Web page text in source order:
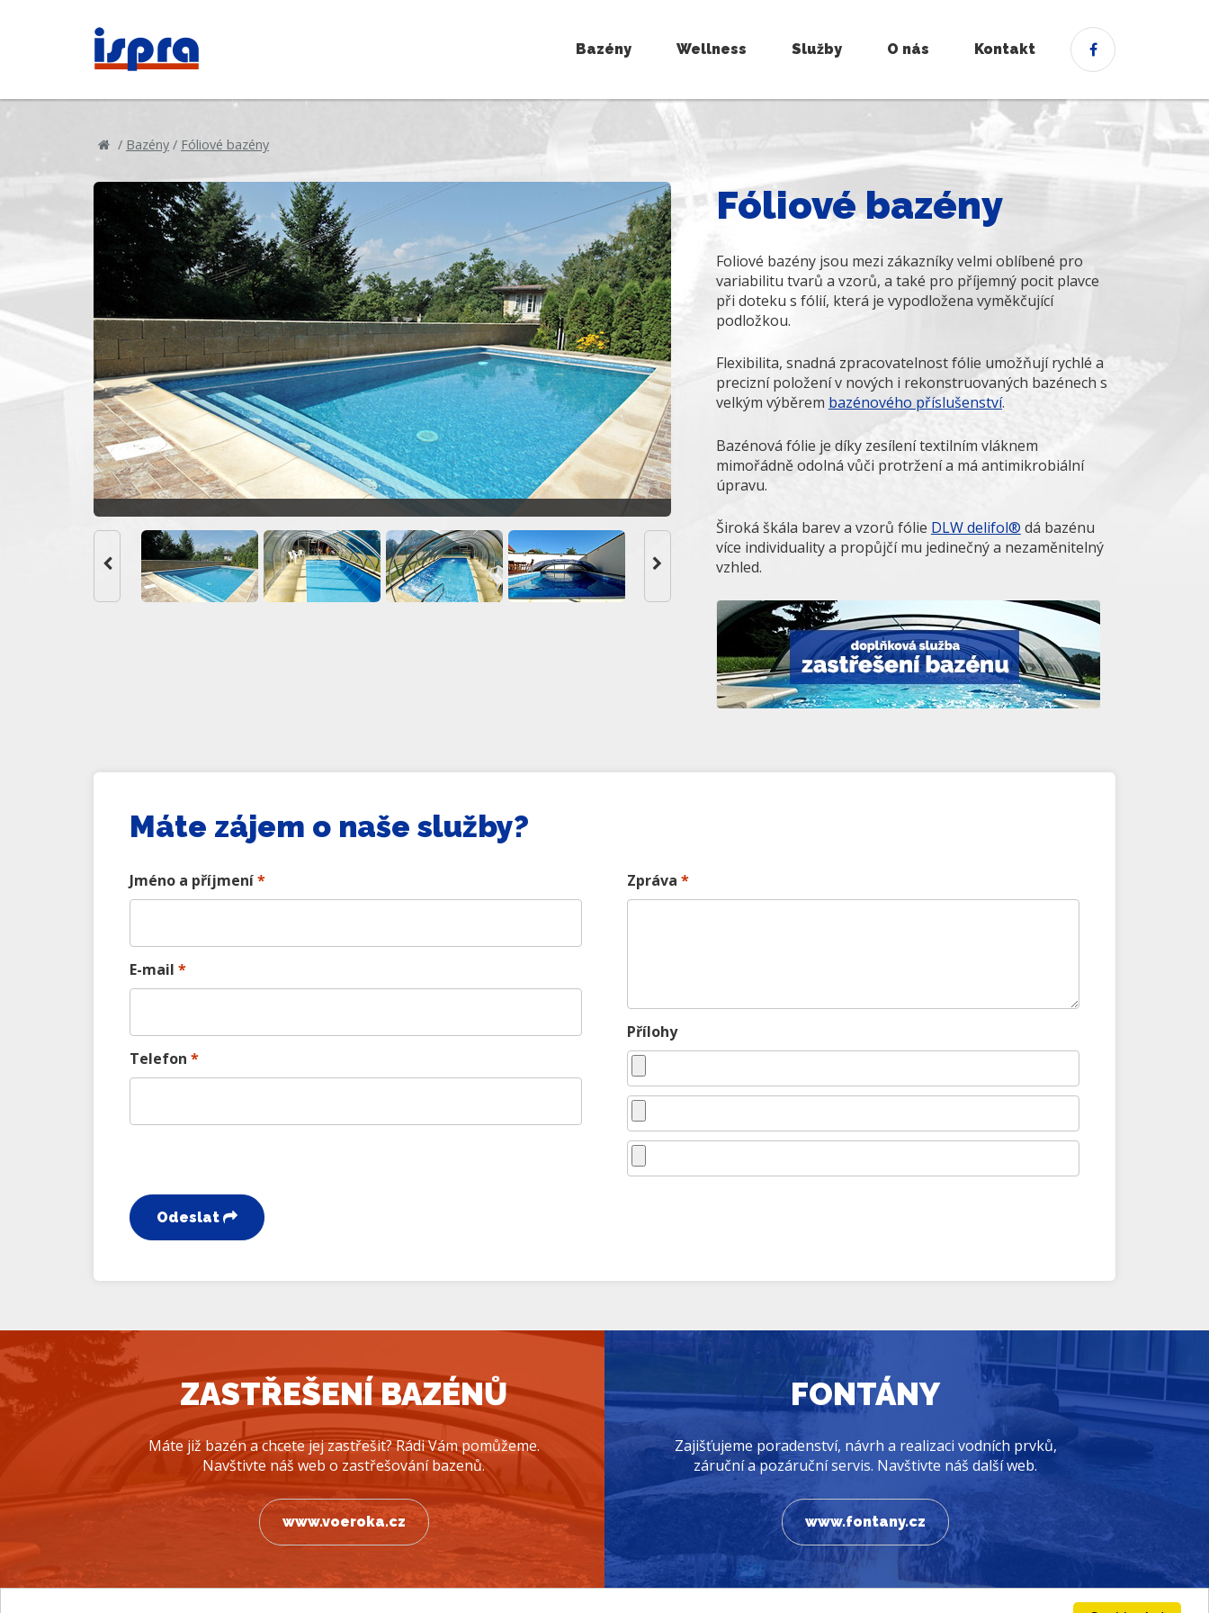
Bazény Wellness Služby O nás Kontakt
/ Bazény / Fóliové bazény
Fóliové bazény
Foliové bazény jsou mezi zákazníky velmi oblíbené pro
variabilitu tvarů a vzorů, a také pro příjemný pocit plavce
při doteku s fólií, která je vypodložena vyměkčující
podložkou.
Flexibilita, snadná zpracovatelnost fólie umožňují rychlé a
precizní položení v nových i rekonstruovaných bazénech s
velkým výběrem bazénového příslušenství.
Bazénová fólie je díky zesílení textilním vláknem
mimořádně odolná vůči protržení a má antimikrobiální
úpravu.
Široká škála barev a vzorů fólie DLW delifol® dá bazénu
více individuality a propůjčí mu jedinečný a nezaměnitelný
vzhled.
Máte zájem o naše služby?
Jméno a příjmení*
E-mail *
Telefon *
Zpráva *
Přílohy
Odeslat
ZASTŘEŠENÍ BAZÉNŮ
Máte již bazén a chcete jej zastřešit? Rádi Vám pomůžeme.
Navštivte náš web o zastřešování bazenů.
www.voeroka.cz
FONTÁNY
Zajišťujeme poradenství, návrh a realizaci vodních prvků,
záruční a pozáruční servis. Navštivte náš další web.
www.fontany.cz